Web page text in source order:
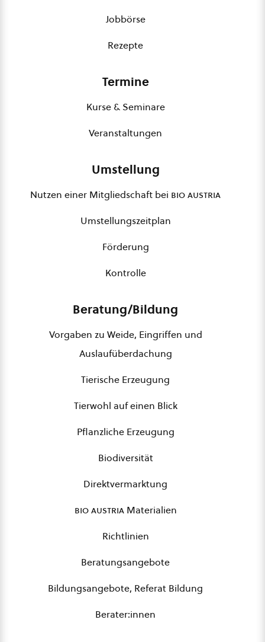
Jobbörse
Rezepte
Termine
Kurse & Seminare
Veranstaltungen
Umstellung
Nutzen einer Mitgliedschaft bei bio austria
Umstellungszeitplan
Förderung
Kontrolle
Beratung/Bildung
Vorgaben zu Weide, Eingriffen und
Auslaufüberdachung
Tierische Erzeugung
Tierwohl auf einen Blick
Pflanzliche Erzeugung
Biodiversität
Direktvermarktung
bio austriaMaterialien
Richtlinien
Beratungsangebote
Bildungsangebote, Referat Bildung
Berater:innen